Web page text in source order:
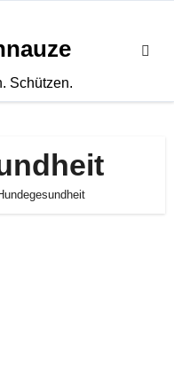
Schützen.